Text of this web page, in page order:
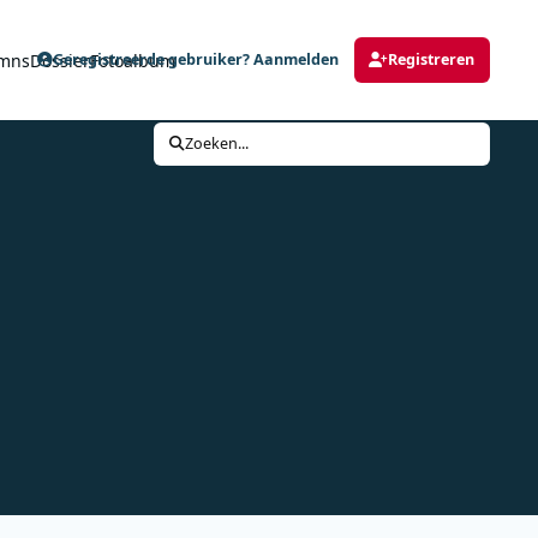
DossierFotoalbum
Geregistreerde gebruiker? Aanmelden Registreren
Zoeken...